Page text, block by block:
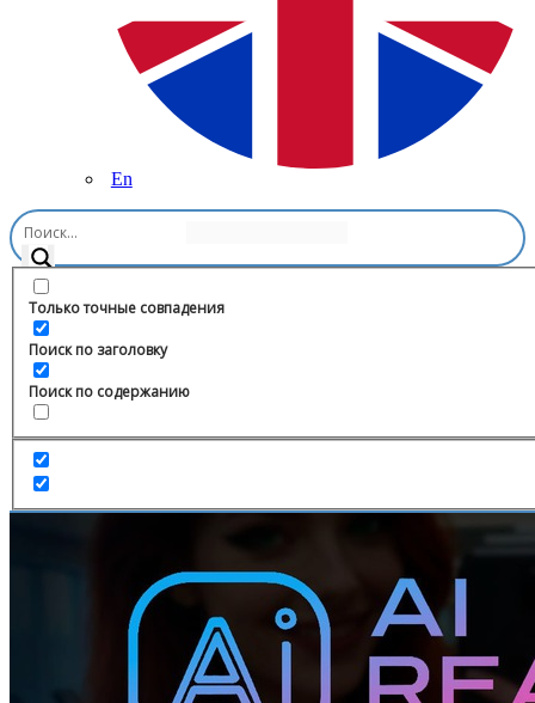
En
Только точные совпадения
Поиск по заголовку
Поиск по содержанию
Главная
ВЭЙПАРК